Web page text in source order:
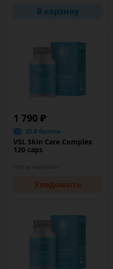
В корзину
1 790 ₽
35.8 баллов
VSL Skin Care Complex
120 caps
Уведомить